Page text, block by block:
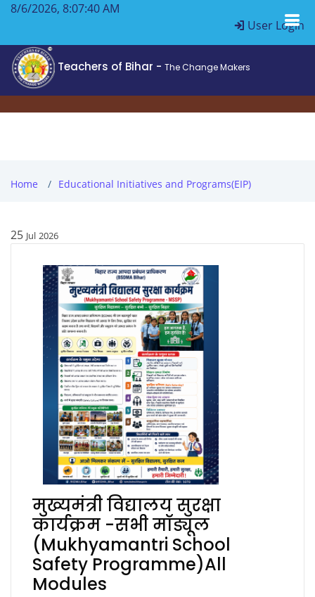
8/6/2026, 8:07:41 AM
User Login
Teachers of Bihar - The Change Makers
Home Educational Initiatives and Programs(EIP)
25 Jul 2026
मुख्यमंत्री विद्यालय सुरक्षा
कार्यक्रम -सभी मॉड्यूल
(Mukhyamantri School
Safety Programme)All
Modules